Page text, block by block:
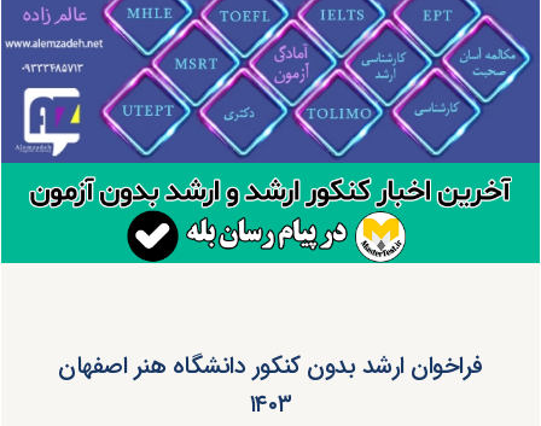
فراخوان ارشد بدون کنکور دانشگاه هنر اصفهان
۱۴۰۳